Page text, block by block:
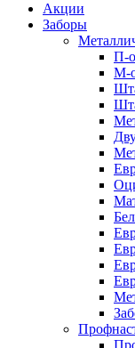
Акции
Заборы
П-
М-